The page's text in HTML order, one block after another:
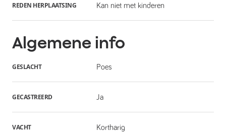
REDEN HERPLAATSING Kan niet met kinderen
Algemene info
GESLACHT Poes
GECASTREERD Ja
VACHT Kortharig